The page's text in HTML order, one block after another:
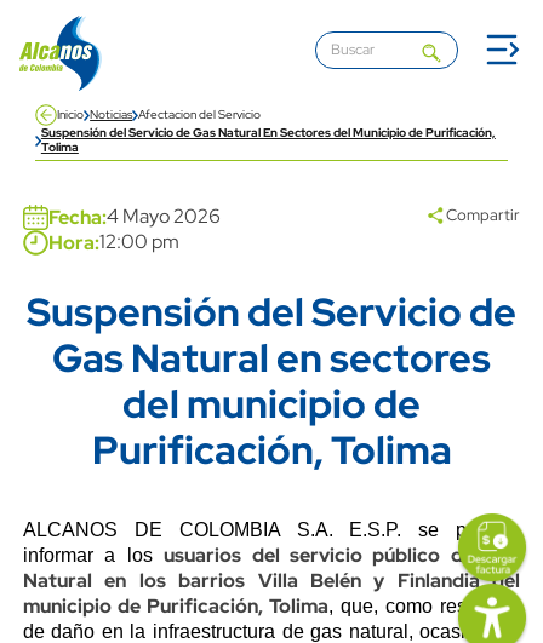
Pasar al contenido principal
Inicio Noticias Afectacion del Servicio
Suspensión del Servicio de Gas Natural En Sectores del Municipio de Purificación,
Tolima
Fecha:4 Mayo 2026
Hora:12:00 pm
Compartir
Title
Suspensión del Servicio de
Gas Natural en sectores
del municipio de
Purificación, Tolima
Content
Descripción
ALCANOS DE COLOMBIA S.A. E.S.P. se permite
informar a losusuarios del servicio público de Gas
Natural en los barrios Villa Belén y Finlandia del
municipio de Purificación, Tolima, que, como resultado
de daño en la infraestructura de gas natural, ocasionado
icon
Imagen
link
Imagen